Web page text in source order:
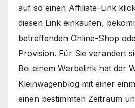
auf so einen Affiliate-Link
diesen Link einkaufen,
betreffenden Online-Shop
Provision. Für Sie verändert
Bei einem Werbelink hat der
Kleinwagenblog mit einer
einen bestimmten Zeitraum